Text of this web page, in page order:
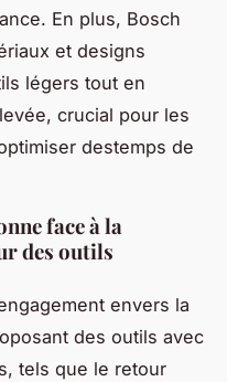
En plus, Bosch
et designs
légers tout en
crucial pour les
destemps de
face à la
des outils
envers la
des outils avec
tels que le retour